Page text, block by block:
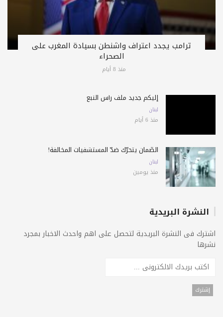
ترامب يجدد اعتراف واشنطن بسيادة المغرب على
الصحراء
منذ 8 أيام
إليكم جديد ملف رأس النبع
لبنان
منذ 6 أيام
الضّمان يتحرّك ضدّ المستشفيات المخالفة!
لبنان
منذ يومين
النشرة البريدية
اشترك فى النشرة البريدية لتحصل على اهم واحدث الاخبار بمجرد
نشرها